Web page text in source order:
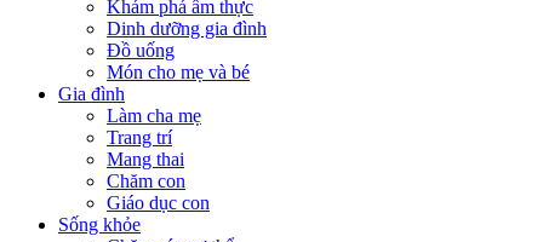
Khám phá ẩm thực
Dinh dưỡng gia đình
Đồ uống
Món cho mẹ và bé
Gia đình
Làm cha mẹ
Trang trí
Mang thai
Chăm con
Giáo dục con
Sống khỏe